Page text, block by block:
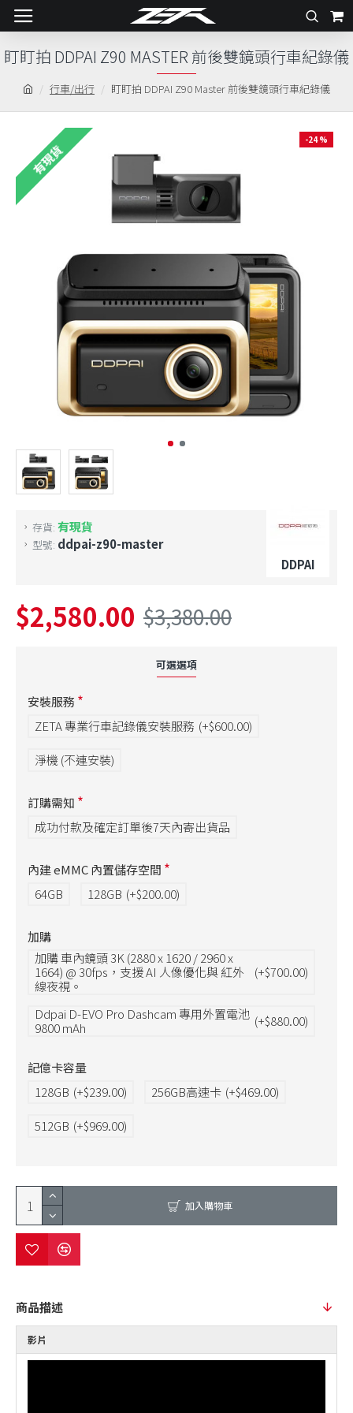
行車/出行 盯盯拍 DDPAI Z90 Master 前後雙鏡頭行車紀錄儀
盯盯拍 DDPAI Z90 MASTER 前後雙鏡頭行車紀錄儀
有現貨
-24 %
存貨: 有現貨
型號: ddpai-z90-master
DDPAI
$2,580.00 $3,380.00
可選選項
安裝服務
ZETA 專業行車記錄儀安裝服務 (+$600.00)
淨機 (不連安裝)
訂購需知
成功付款及確定訂單後7天內寄出貨品
內建 eMMC 內置儲存空間
64GB
128GB (+$200.00)
加購
加購 車內鏡頭 3K (2880 x 1620 / 2960 x
1664) @ 30fps，支援 AI 人像優化與 紅外
線夜視。
(+$700.00)
Ddpai D-EVO Pro Dashcam 專用外置電池
9800 mAh
(+$880.00)
記億卡容量
128GB (+$239.00) 256GB高速卡 (+$469.00)
512GB (+$969.00)
加入購物車
商品描述
影片